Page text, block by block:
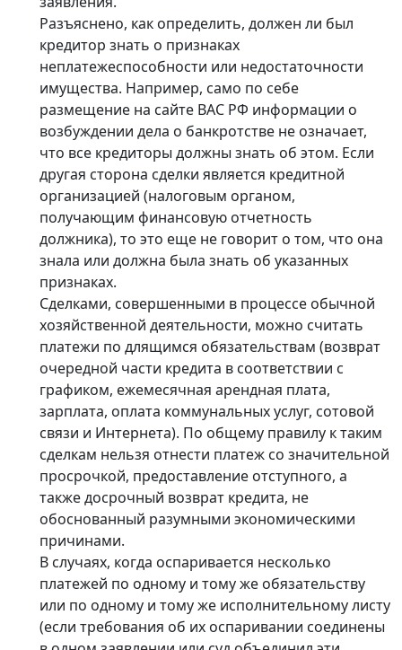
Разъяснено, как определить, должен ли был
кредитор знать о признаках
неплатежеспособности или недостаточности
имущества. Например, само по себе
размещение на сайте ВАС РФ информации о
возбуждении дела о банкротстве не означает,
что все кредиторы должны знать об этом. Если
другая сторона сделки является кредитной
организацией (налоговым органом,
получающим финансовую отчетность
должника), то это еще не говорит о том, что она
знала или должна была знать об указанных
признаках.
Сделками, совершенными в процессе обычной
хозяйственной деятельности, можно считать
платежи по длящимся обязательствам (возврат
очередной части кредита в соответствии с
графиком, ежемесячная арендная плата,
зарплата, оплата коммунальных услуг, сотовой
связи и Интернета). По общему правилу к таким
сделкам нельзя отнести платеж со значительной
просрочкой, предоставление отступного, а
также досрочный возврат кредита, не
обоснованный разумными экономическими
причинами.
В случаях, когда оспаривается несколько
платежей по одному и тому же обязательству
или по одному и тому же исполнительному листу
(если требования об их оспаривании соединены